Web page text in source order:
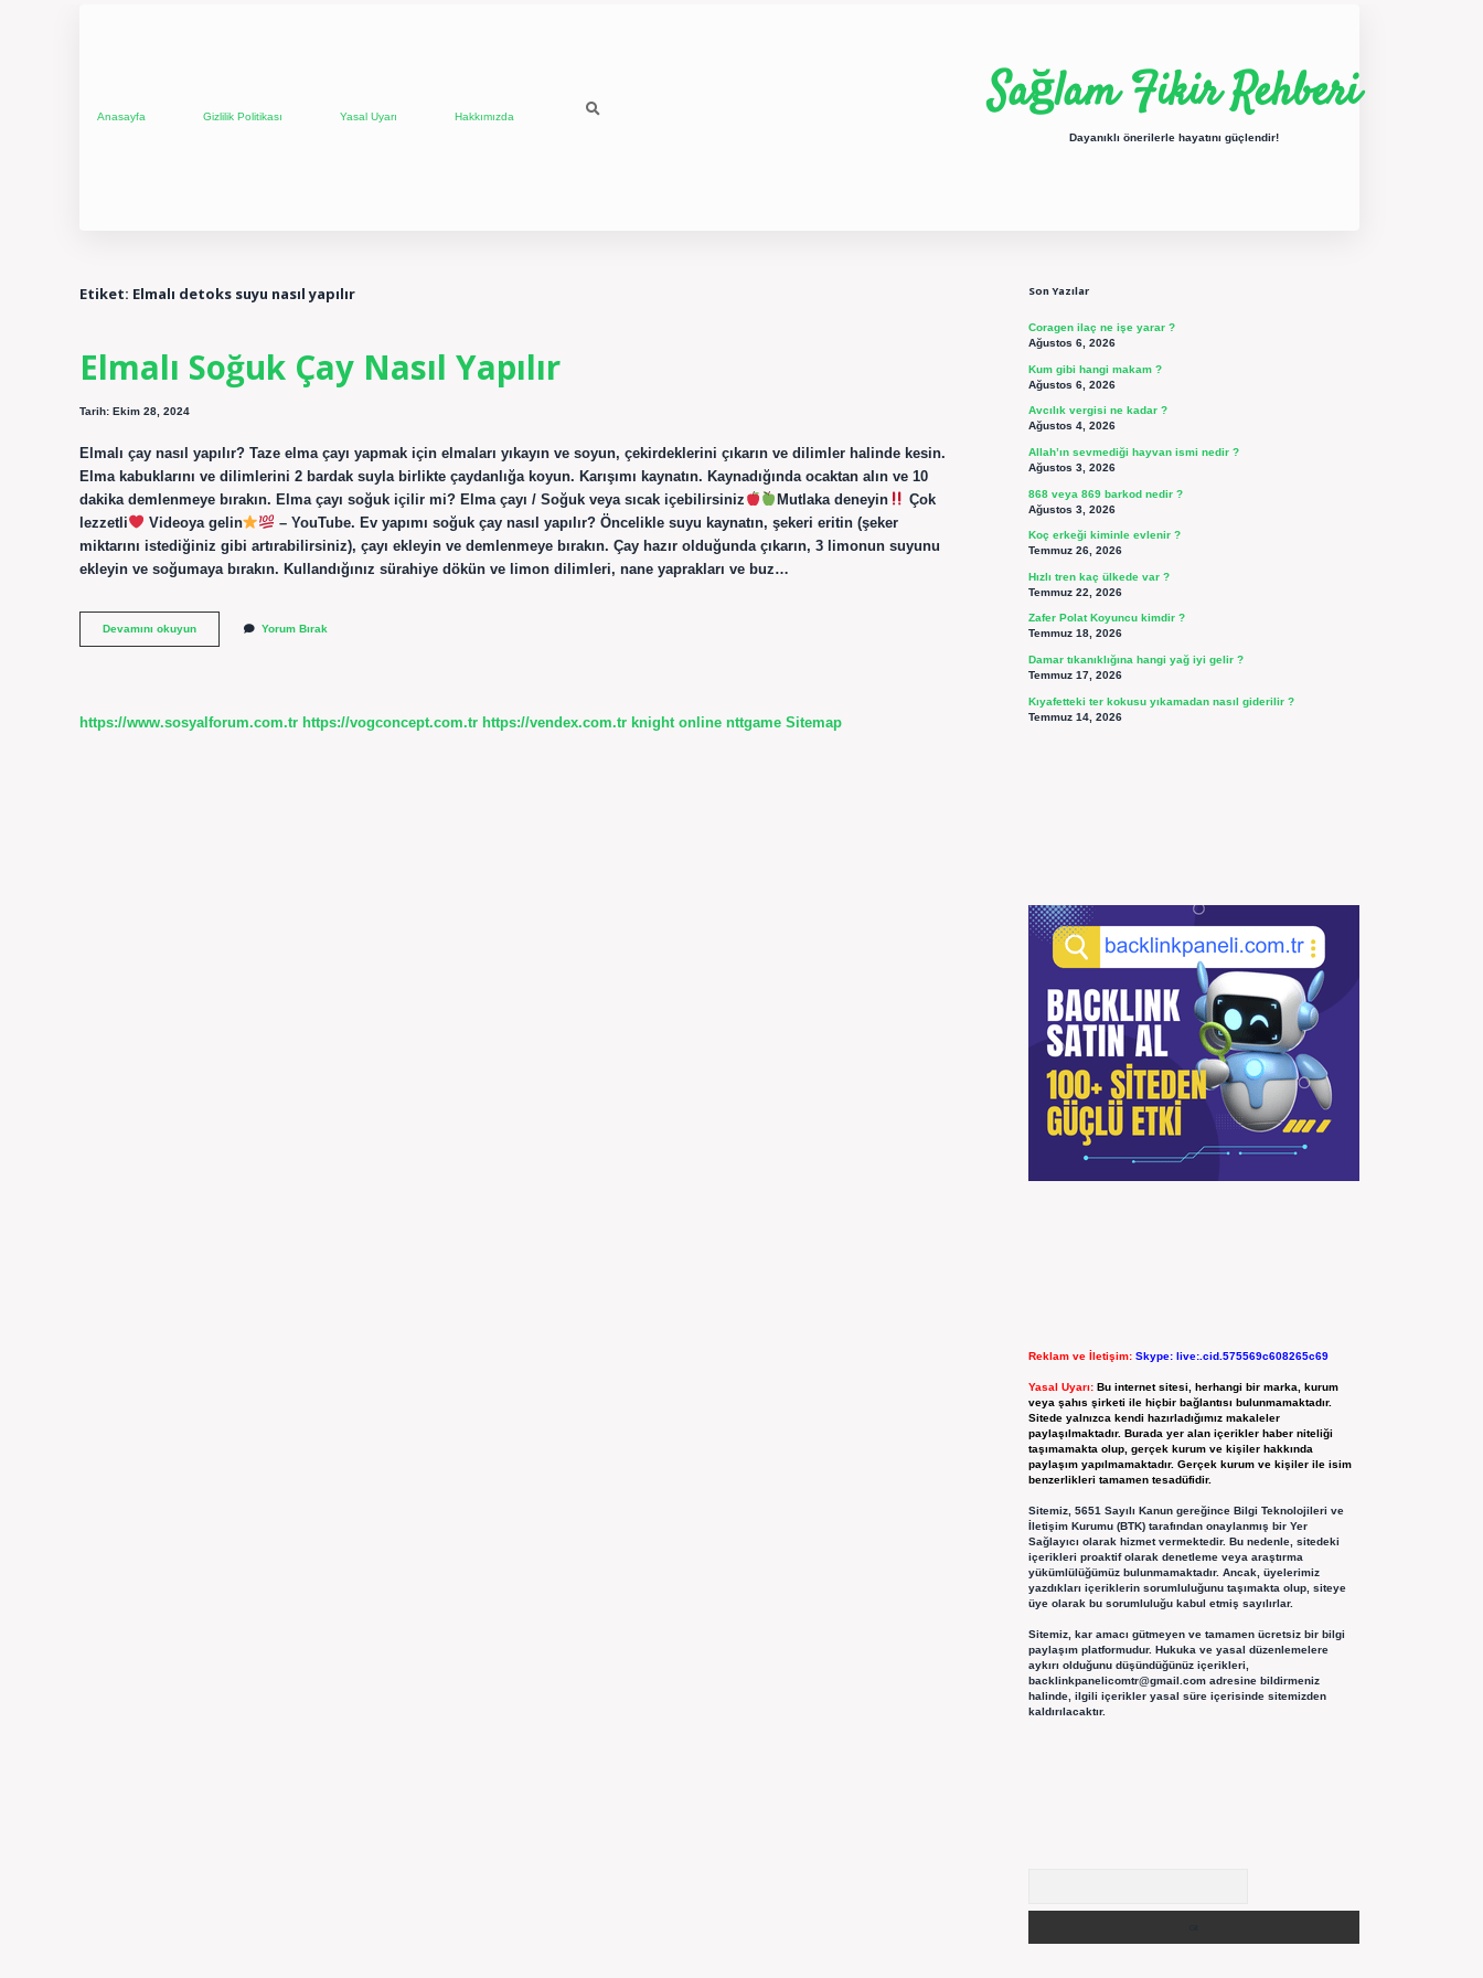
Anasayfa Gizlilik Politikası Yasal Uyarı Hakkımızda Sağlam Fikir Rehberi
Dayanıklı önerilerle hayatını güçlendir!
Etiket: Elmalı detoks suyu nasıl yapılır
Elmalı Soğuk Çay Nasıl Yapılır
Tarih: Ekim 28, 2024
Elmalı çay nasıl yapılır? Taze elma çayı yapmak için elmaları yıkayın ve soyun, çekirdeklerini çıkarın ve dilimler halinde kesin.
Elma kabuklarını ve dilimlerini 2 bardak suyla birlikte çaydanlığa koyun. Karışımı kaynatın. Kaynadığında ocaktan alın ve 10
dakika demlenmeye bırakın. Elma çayı soğuk içilir mi? Elma çayı / Soğuk veya sıcak içebilirsiniz
Mutlaka deneyin
Çok
lezzetli
Videoya gelin
– YouTube. Ev yapımı soğuk çay nasıl yapılır? Öncelikle suyu kaynatın, şekeri eritin (şeker
miktarını istediğiniz gibi artırabilirsiniz), çayı ekleyin ve demlenmeye bırakın. Çay hazır olduğunda çıkarın, 3 limonun suyunu
ekleyin ve soğumaya bırakın. Kullandığınız sürahiye dökün ve limon dilimleri, nane yaprakları ve buz…
Devamını okuyunElmalı
Soğuk
Yorum Bırak
https://www.sosyalforum.com.tr https://vogconcept.com.tr https://vendex.com.tr knight online nttgame Sitemap
Son Yazılar
Coragen ilaç ne işe yarar ?
Ağustos 6, 2026
Kum gibi hangi makam ?
Ağustos 6, 2026
Avcılık vergisi ne kadar ?
Ağustos 4, 2026
Allah’ın sevmediği hayvan ismi nedir ?
Ağustos 3, 2026
868 veya 869 barkod nedir ?
Ağustos 3, 2026
Koç erkeği kiminle evlenir ?
Temmuz 26, 2026
Hızlı tren kaç ülkede var ?
Temmuz 22, 2026
Zafer Polat Koyuncu kimdir ?
Temmuz 18, 2026
Damar tıkanıklığına hangi yağ iyi gelir ?
Temmuz 17, 2026
Kıyafetteki ter kokusu yıkamadan nasıl giderilir ?
Temmuz 14, 2026
Reklam ve İletişim: Skype: live:.cid.575569c608265c69
Yasal Uyarı: Bu internet sitesi, herhangi bir marka, kurum
veya şahıs şirketi ile hiçbir bağlantısı bulunmamaktadır.
Sitede yalnızca kendi hazırladığımız makaleler
paylaşılmaktadır. Burada yer alan içerikler haber niteliği
taşımamakta olup, gerçek kurum ve kişiler hakkında
paylaşım yapılmamaktadır. Gerçek kurum ve kişiler ile isim
benzerlikleri tamamen tesadüfidir.
Sitemiz, 5651 Sayılı Kanun gereğince Bilgi Teknolojileri ve
İletişim Kurumu (BTK) tarafından onaylanmış bir Yer
Sağlayıcı olarak hizmet vermektedir. Bu nedenle, sitedeki
içerikleri proaktif olarak denetleme veya araştırma
yükümlülüğümüz bulunmamaktadır. Ancak, üyelerimiz
yazdıkları içeriklerin sorumluluğunu taşımakta olup, siteye
üye olarak bu sorumluluğu kabul etmiş sayılırlar.
Sitemiz, kar amacı gütmeyen ve tamamen ücretsiz bir bilgi
paylaşım platformudur. Hukuka ve yasal düzenlemelere
aykırı olduğunu düşündüğünüz içerikleri,
backlinkpanelicomtr@gmail.comadresine bildirmeniz
halinde, ilgili içerikler yasal süre içerisinde sitemizden
kaldırılacaktır.